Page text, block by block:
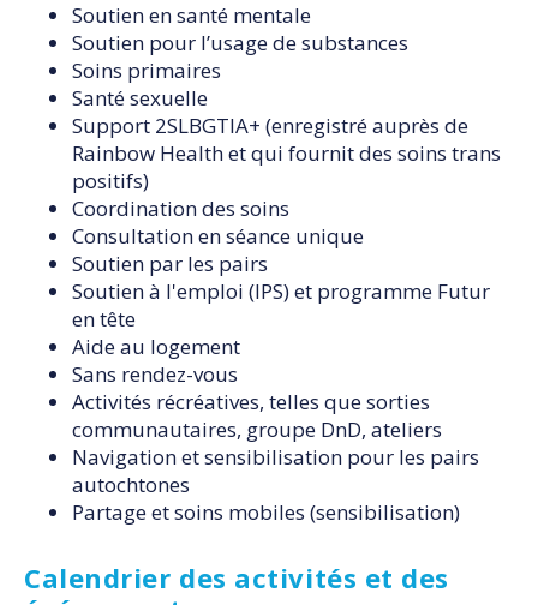
Soutien en santé mentale
Soutien pour l’usage de substances
Soins primaires
Santé sexuelle
Support 2SLBGTIA+ (enregistré auprès de
Rainbow Health et qui fournit des soins trans
positifs)
Coordination des soins
Consultation en séance unique
Soutien par les pairs
Soutien à l'emploi (IPS) et programme Futur
en tête
Aide au logement
Sans rendez-vous
Activités récréatives, telles que sorties
communautaires, groupe DnD, ateliers
Navigation et sensibilisation pour les pairs
autochtones
Partage et soins mobiles (sensibilisation)
Calendrier des activités et des